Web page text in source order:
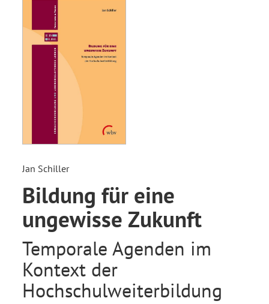
Jan Schiller
Bildung für eine
ungewisse Zukunft
Temporale Agenden im
Kontext der
Hochschulweiterbildung